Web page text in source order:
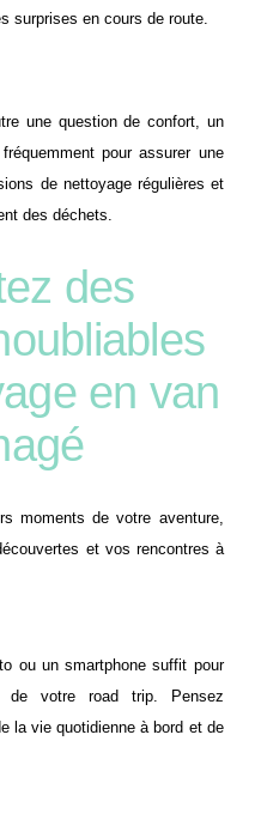
surprises en cours de route.
une question de confort, un
pour assurer une
de nettoyage régulières et
des déchets.
des
en van
moments de votre aventure,
et vos rencontres à
ou un smartphone suffit pour
votre road trip. Pensez
la vie quotidienne à bord et de